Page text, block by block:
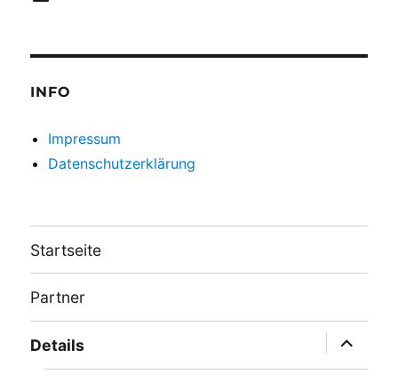
INFO
Impressum
Datenschutzerklärung
Startseite
Partner
Details
öffnen